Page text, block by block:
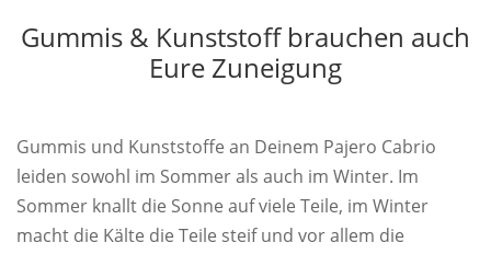
Gummis & Kunststoff brauchen auch
Eure Zuneigung
Gummis und Kunststoffe an Deinem Pajero Cabrio
leiden sowohl im Sommer als auch im Winter. Im
Sommer knallt die Sonne auf viele Teile, im Winter
macht die Kälte die Teile steif und vor allem die